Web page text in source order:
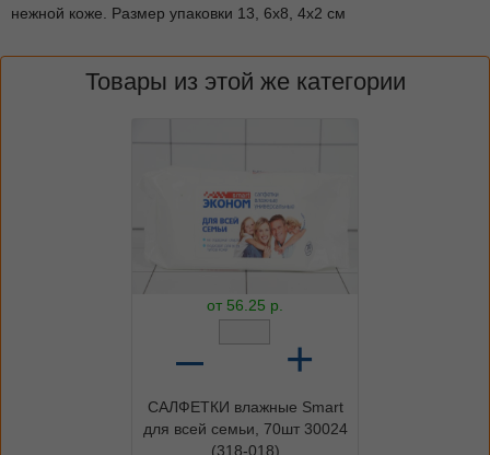
нежной коже. Размер упаковки 13, 6x8, 4x2 см
Товары из этой же категории
от 56.25 р.
– +
САЛФЕТКИ влажные Smart
для всей семьи, 70шт 30024
(318-018)